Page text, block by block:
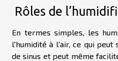
Rôles de
En termes simples, les
l'humidité à l'air, ce qui peut
de sinus et peut même